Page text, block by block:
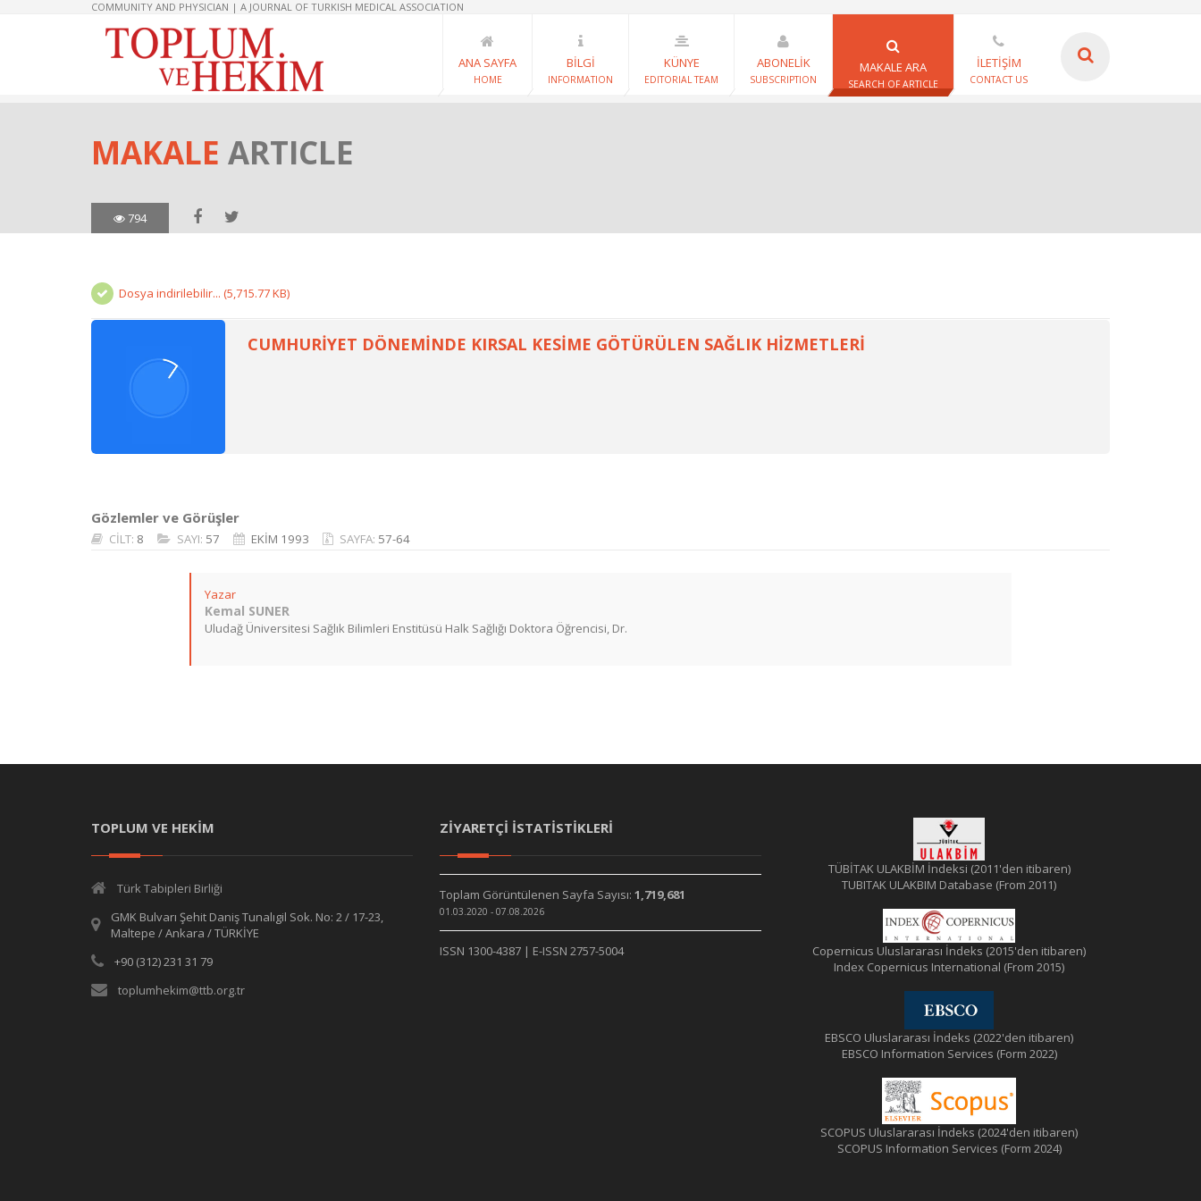
COMMUNITY AND PHYSICIAN | A JOURNAL OF TURKISH MEDICAL ASSOCIATION
ANA SAYFA
HOME
BİLGİ
INFORMATION
KÜNYE
EDITORIAL TEAM
ABONELİK
SUBSCRIPTION
MAKALE ARA
SEARCH OF ARTICLE
İLETİŞİM
CONTACT US
MAKALE ARTICLE
794
Dosya indirilebilir... (5,715.77 KB)
CUMHURİYET DÖNEMİNDE KIRSAL KESİME GÖTÜRÜLEN SAĞLIK HİZMETLERİ
Gözlemler ve Görüşler
CİLT: 8 SAYI: 57 EKİM 1993 SAYFA: 57-64
Yazar
Kemal SUNER
Uludağ Üniversitesi Sağlık Bilimleri Enstitüsü Halk Sağlığı Doktora Öğrencisi, Dr.
TOPLUM VE HEKİM
Türk Tabipleri Birliği
GMK Bulvarı Şehit Daniş Tunalıgil Sok. No: 2 / 17-23,
Maltepe / Ankara / TÜRKİYE
+90 (312) 231 31 79
toplumhekim@ttb.org.tr
ZİYARETÇİ İSTATİSTİKLERİ
Toplam Görüntülenen Sayfa Sayısı: 1,719,681
01.03.2020 - 07.08.2026
ISSN 1300-4387 | E-ISSN 2757-5004
TÜBİTAK ULAKBİM İndeksi (2011'den itibaren)
TUBITAK ULAKBIM Database (From 2011)
Copernicus Uluslararası İndeks (2015'den itibaren)
Index Copernicus International (From 2015)
EBSCO Uluslararası İndeks (2022'den itibaren)
EBSCO Information Services (Form 2022)
SCOPUS Uluslararası İndeks (2024'den itibaren)
SCOPUS Information Services (Form 2024)